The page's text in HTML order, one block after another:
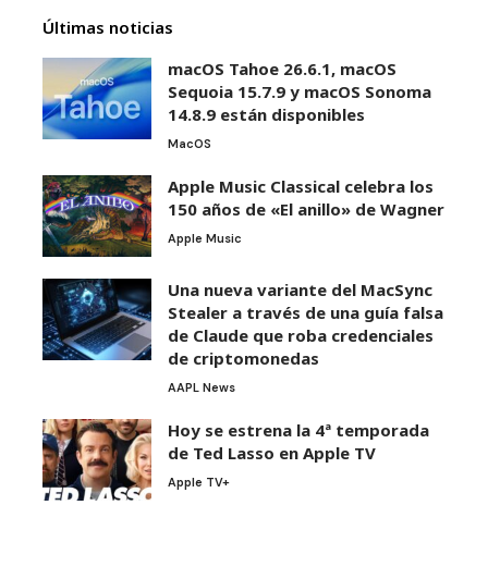
Últimas noticias
macOS Tahoe 26.6.1, macOS
Sequoia 15.7.9 y macOS Sonoma
14.8.9 están disponibles
MacOS
Apple Music Classical celebra los
150 años de «El anillo» de Wagner
Apple Music
Una nueva variante del MacSync
Stealer a través de una guía falsa
de Claude que roba credenciales
de criptomonedas
AAPL News
Hoy se estrena la 4ª temporada
de Ted Lasso en Apple TV
Apple TV+